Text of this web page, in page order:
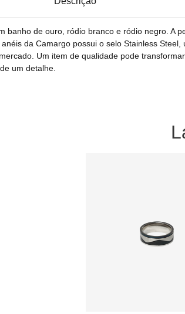
banho de ouro, ródio branco e ródio negro. A
da Camargo possui o selo Stainless Steel,
Um item de qualidade pode
um detalhe.